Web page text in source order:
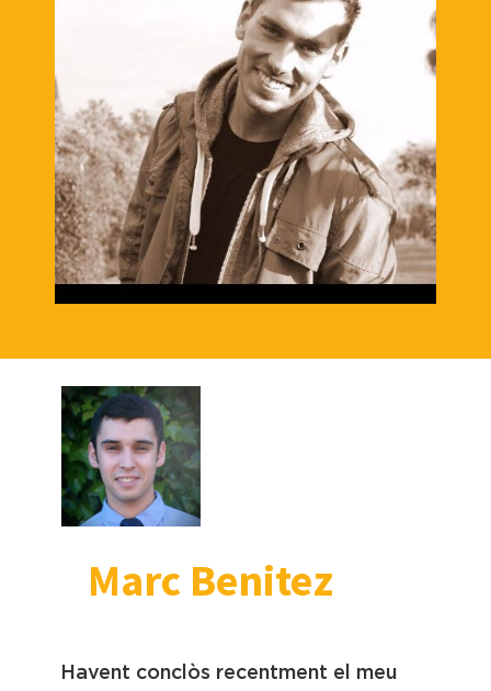
Marc Benitez
Havent conclòs recentment el meu